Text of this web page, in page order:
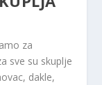
za
sve su skuplje
dakle,